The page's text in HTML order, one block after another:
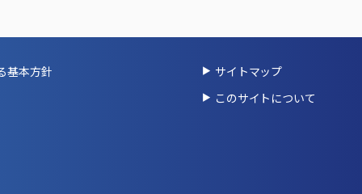
基本方針
サイトマップ
このサイトについて